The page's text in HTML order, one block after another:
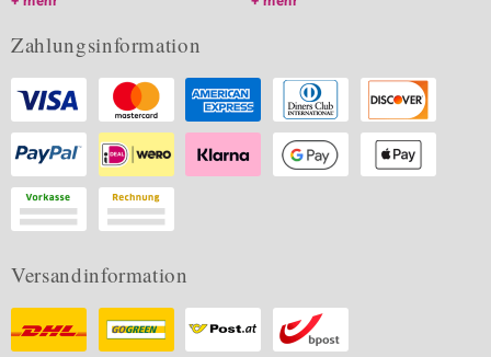
Zahlungsinformation
Versandinformation